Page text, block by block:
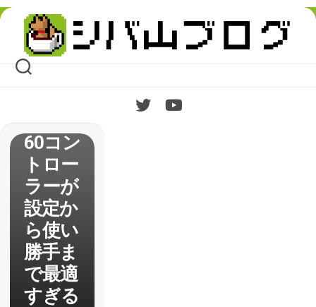
Skip
content
PC用
ゲーム
パッド
Xbox3
60コン
トロー
ラーが
設定か
ら使い
勝手ま
で最適
すぎる